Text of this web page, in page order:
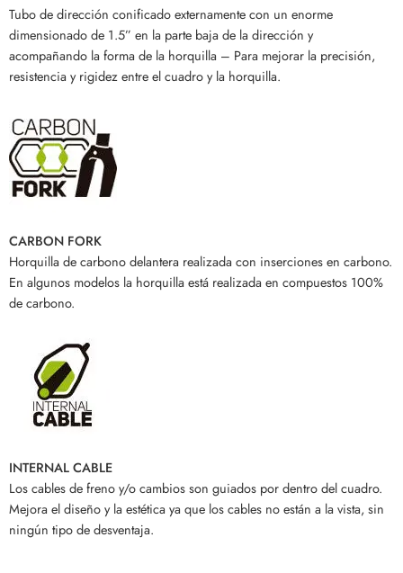
Tubo de dirección conificado externamente con un enorme
dimensionado de 1.5” en la parte baja de la dirección y
acompañando la forma de la horquilla – Para mejorar la precisión,
resistencia y rigidez entre el cuadro y la horquilla.
CARBON FORK
Horquilla de carbono delantera realizada con inserciones en carbono.
En algunos modelos la horquilla está realizada en compuestos 100%
de carbono.
INTERNAL CABLE
Los cables de freno y/o cambios son guiados por dentro del cuadro.
Mejora el diseño y la estética ya que los cables no están a la vista, sin
ningún tipo de desventaja.